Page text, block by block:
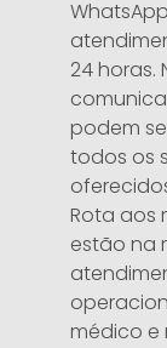
24 horas.
podem
todos os
Rota aos
estão na
médico e